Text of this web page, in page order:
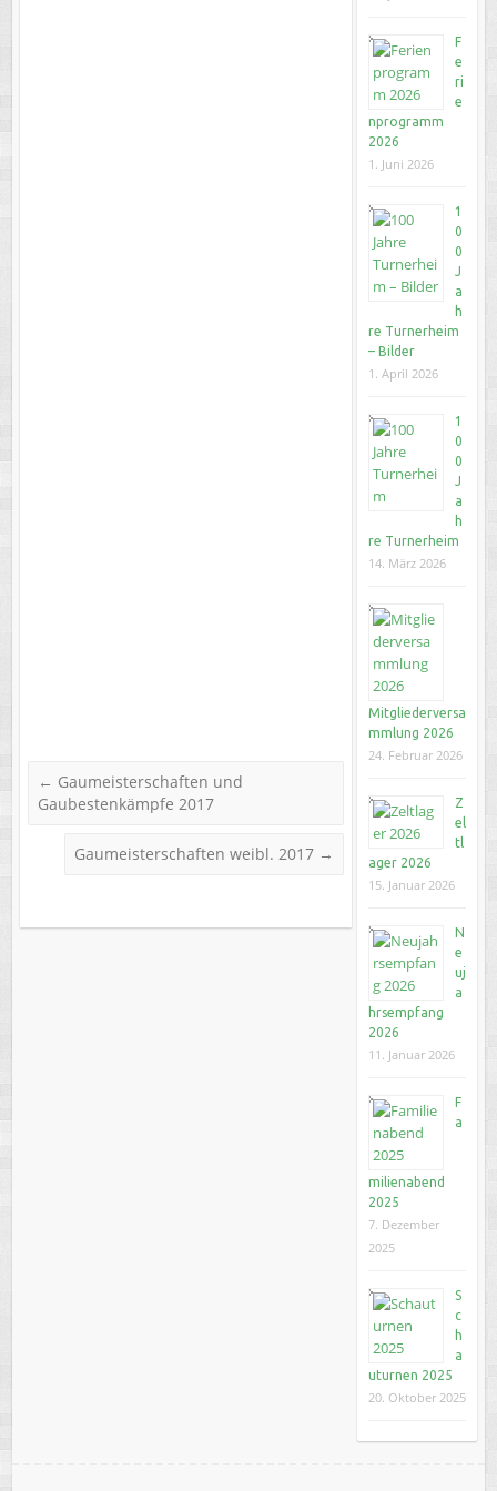
← Gaumeisterschaften und
Gaubestenkämpfe 2017
Gaumeisterschaften weibl. 2017 →
F
e
ri
e
nprogramm
2026
1. Juni 2026
1
0
0
J
a
h
re Turnerheim
– Bilder
1. April 2026
1
0
0
J
a
h
re Turnerheim
14. März 2026
Mitgliederversa
mmlung 2026
24. Februar 2026
Z
el
tl
ager 2026
15. Januar 2026
N
e
uj
a
hrsempfang
2026
11. Januar 2026
F
a
milienabend
2025
7. Dezember
2025
S
c
h
a
uturnen 2025
20. Oktober 2025